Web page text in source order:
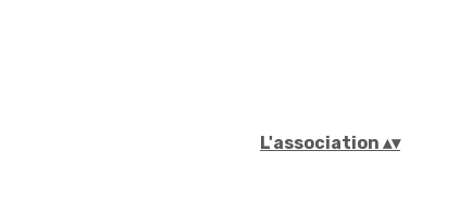
L'association ▴▾